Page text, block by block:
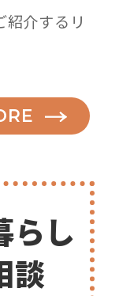
介するリ
らし
談